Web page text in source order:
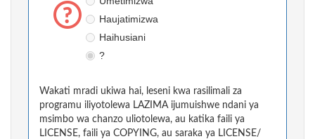
Haujatimizwa
Haihusiani
?
Wakati mradi ukiwa hai, leseni kwa rasilimali za
programu iliyotolewa LAZIMA ijumuishwe ndani ya
msimbo wa chanzo uliotolewa, au katika faili ya
LICENSE, faili ya COPYING, au saraka ya LICENSE/